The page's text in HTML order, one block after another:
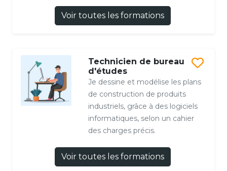
Voir toutes les formations
Technicien de bureau
d'études
Je dessine et modélise les plans
de construction de produits
industriels, grâce à des logiciels
informatiques, selon un cahier
des charges précis.
Voir toutes les formations